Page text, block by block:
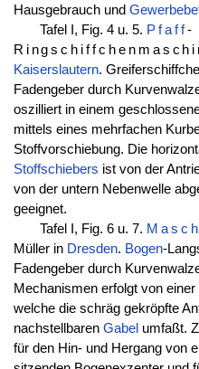
Hausgebrauch und
Tafel I, Fig. 4 u. 5. Pfaff-
Kaiserslautern.
Fadengeber durch
oszilliert in einem
mittels eines mehrfachen
Stoffvorschiebung. Die
Stoffschiebers ist von der
von der untern Nebenwelle
geeignet.
Tafel I, Fig. 6 u. 7.
Müller in Dresden. Bogen-
Fadengeber durch
Mechanismen erfolgt von
welche die schräg gekröpfte
nachstellbaren Gabel umfaßt.
für den Hin- und Hergang von